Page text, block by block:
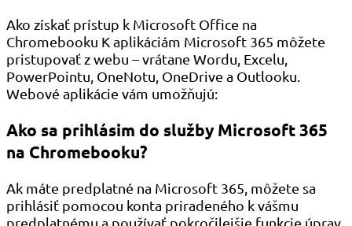
Ako získať prístup k Microsoft Office na
Chromebooku K aplikáciám Microsoft 365 môžete
pristupovať z webu – vrátane Wordu, Excelu,
PowerPointu, OneNotu, OneDrive a Outlooku.
Webové aplikácie vám umožňujú:
Ako sa prihlásim do služby Microsoft 365
na Chromebooku?
Ak máte predplatné na Microsoft 365, môžete sa
prihlásiť pomocou konta priradeného k vášmu